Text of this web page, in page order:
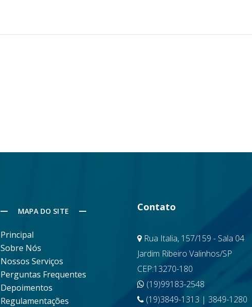
MAPA DO SITE
Principal
Sobre Nós
Nossos Serviços
Perguntas Frequentes
Depoimentos
Regulamentações
Contato
Rua Italia, 157/159 - Sala 04
Jardim Ribeiro Valinhos/SP
CEP:13270-180
(19)99183-2548
(19)3849-1313 | 3849-1280